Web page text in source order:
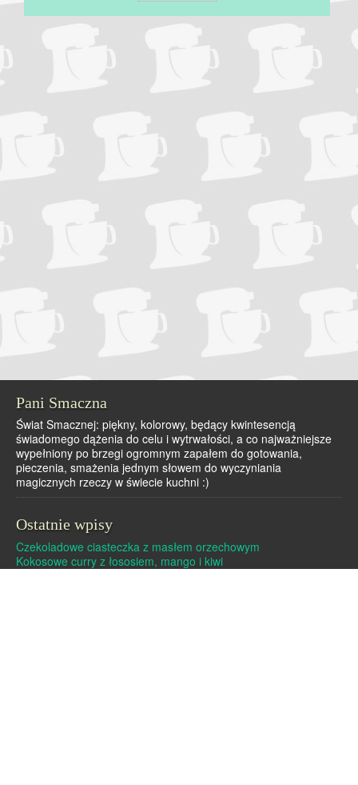
Pani Smaczna
Świat Smacznej: piękny, kolorowy, będący kwintesencją
świadomego dążenia do celu i wytrwałości, a co najważniejsze
wypełniony po brzegi ogromnym zapałem do gotowania,
pieczenia, smażenia jednym słowem do wyczyniania
magicznych rzeczy w świecie kuchni :)
Ostatnie wpisy
Czekoladowe ciasteczka z masłem orzechowym
Kokosowe curry z łososiem, mango i kiwi